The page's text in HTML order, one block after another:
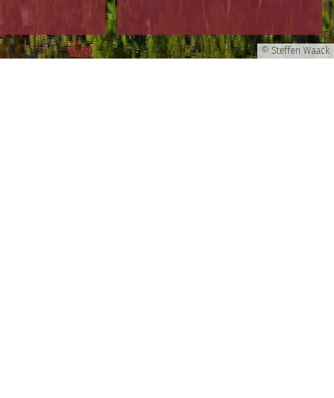
© Steffen Waack